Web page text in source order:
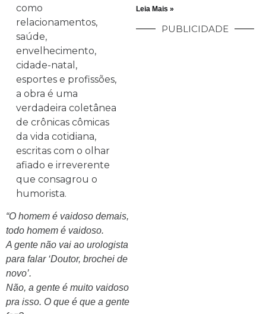
como
relacionamentos,
saúde,
envelhecimento,
cidade-natal,
esportes e profissões,
a obra é uma
verdadeira coletânea
de crônicas cômicas
da vida cotidiana,
escritas com o olhar
afiado e irreverente
que consagrou o
humorista.
“O homem é vaidoso demais,
todo homem é vaidoso.
A gente não vai ao urologista
para falar ‘Doutor, brochei de
novo’.
Não, a gente é muito vaidoso
pra isso. O que é que a gente
Leia Mais »
PUBLICIDADE